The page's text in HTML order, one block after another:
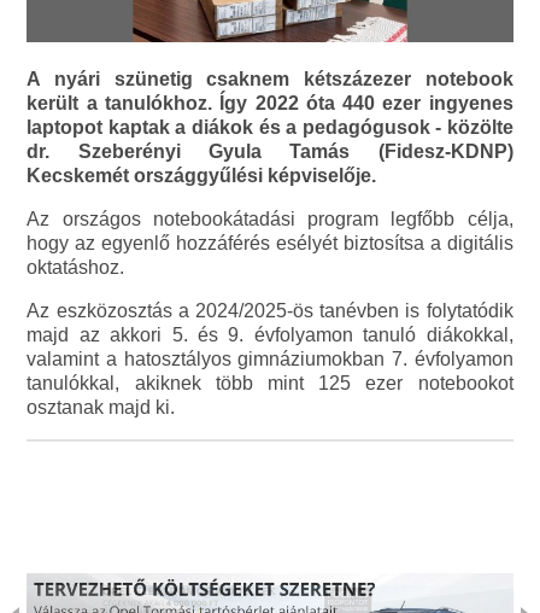
A nyári szünetig csaknem kétszázezer notebook
került a tanulókhoz. Így 2022 óta 440 ezer ingyenes
laptopot kaptak a diákok és a pedagógusok - közölte
dr. Szeberényi Gyula Tamás (Fidesz-KDNP)
Kecskemét országgyűlési képviselője.
Az országos notebookátadási program legfőbb célja,
hogy az egyenlő hozzáférés esélyét biztosítsa a digitális
oktatáshoz.
Az eszközosztás a 2024/2025-ös tanévben is folytatódik
majd az akkori 5. és 9. évfolyamon tanuló diákokkal,
valamint a hatosztályos gimnáziumokban 7. évfolyamon
tanulókkal, akiknek több mint 125 ezer notebookot
osztanak majd ki.